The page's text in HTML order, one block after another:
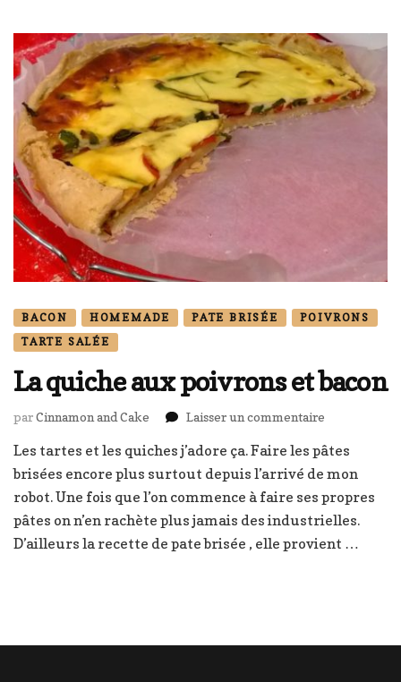
BACON HOMEMADE PATE BRISÉE
POIVRONS
TARTE SALÉE
La quiche aux poivrons et bacon
parCinnamon and Cake Laisser un commentaire
quiche
aux
et
bacon
Les tartes et les quiches j’adore ça. Faire les pâtes
brisées encore plus surtout depuis l’arrivé de mon
robot. Une fois que l’on commence à faire ses propres
pâtes on n’en rachète plus jamais des industrielles.
D’ailleurs la recette de pate brisée , elle provient …